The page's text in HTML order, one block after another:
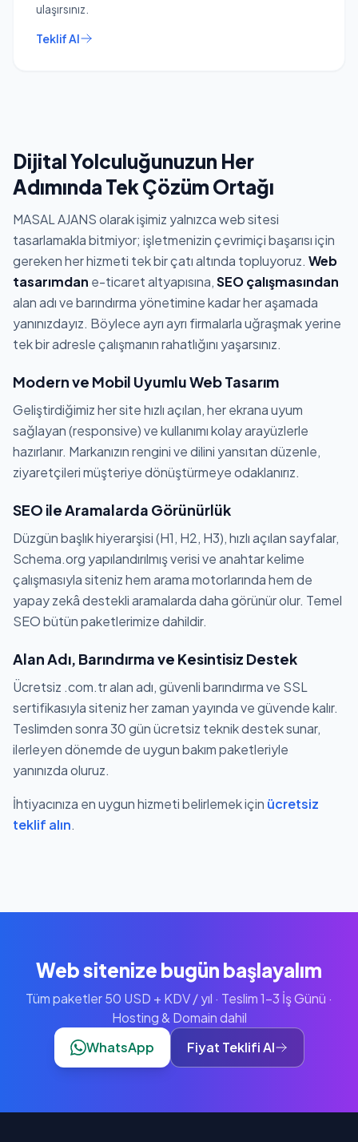
ulaşırsınız.
Teklif Al
Dijital Yolculuğunuzun Her
Adımında Tek Çözüm Ortağı
MASAL AJANS olarak işimiz yalnızca web sitesi
tasarlamakla bitmiyor; işletmenizin çevrimiçi başarısı için
gereken her hizmeti tek bir çatı altında topluyoruz. Web
tasarımdan e-ticaret altyapısına,SEO çalışmasından
alan adı ve barındırma yönetimine kadar her aşamada
yanınızdayız. Böylece ayrı ayrı firmalarla uğraşmak yerine
tek bir adresle çalışmanın rahatlığını yaşarsınız.
Modern ve Mobil Uyumlu Web Tasarım
Geliştirdiğimiz her site hızlı açılan, her ekrana uyum
sağlayan (responsive) ve kullanımı kolay arayüzlerle
hazırlanır. Markanızın rengini ve dilini yansıtan düzenle,
ziyaretçileri müşteriye dönüştürmeye odaklanırız.
SEO ile Aramalarda Görünürlük
Düzgün başlık hiyerarşisi (H1, H2, H3), hızlı açılan sayfalar,
Schema.org yapılandırılmış verisi ve anahtar kelime
çalışmasıyla siteniz hem arama motorlarında hem de
yapay zekâ destekli aramalarda daha görünür olur. Temel
SEO bütün paketlerimize dahildir.
Alan Adı, Barındırma ve Kesintisiz Destek
Ücretsiz .com.tr alan adı, güvenli barındırma ve SSL
sertifikasıyla siteniz her zaman yayında ve güvende kalır.
Teslimden sonra 30 gün ücretsiz teknik destek sunar,
ilerleyen dönemde de uygun bakım paketleriyle
yanınızda oluruz.
İhtiyacınıza en uygun hizmeti belirlemek için ücretsiz
teklif alın.
Web sitenize bugün başlayalım
Tüm paketler 50 USD + KDV / yıl · Teslim 1-3 İş Günü ·
Hosting & Domain dahil
WhatsApp
Fiyat Teklifi Al